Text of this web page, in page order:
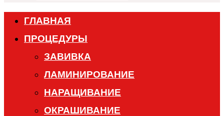
ГЛАВНАЯ
ПРОЦЕДУРЫ
ЗАВИВКА
ЛАМИНИРОВАНИЕ
НАРАЩИВАНИЕ
ОКРАШИВАНИЕ